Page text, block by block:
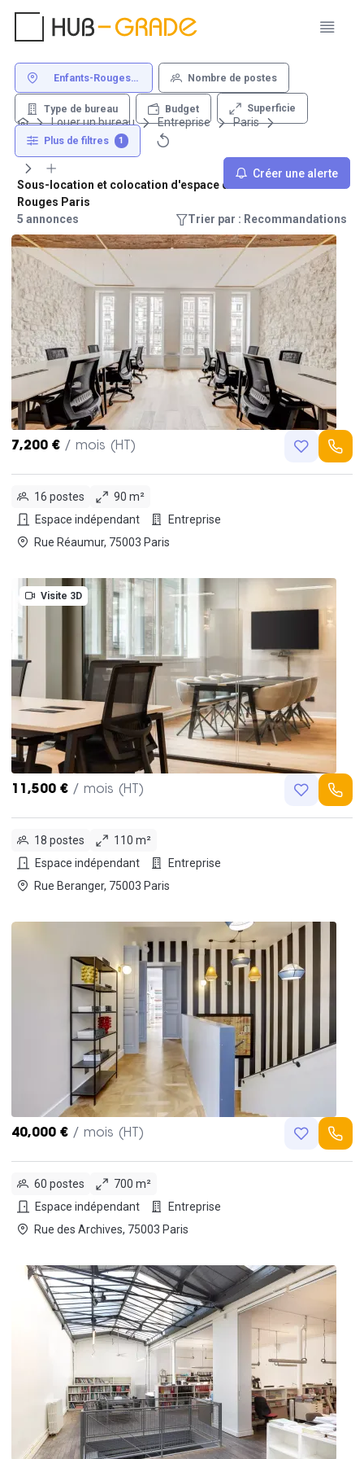
Enfants-Rouges
Nombre de postes
Type de bureau Budget Superficie
Plus de filtres 1
Créer une alerte
Louer un bureau Entreprise
Paris
Enfants-Rouges
Sous-location et colocation d'espace de travail - Enfants-
Rouges Paris
5 annonces
Trier par : Recommandations
7,200 € / mois (HT)
16 postes
90 m²
Espace indépendant
Entreprise
Rue Réaumur, 75003 Paris
Visite 3D
11,500 € / mois (HT)
18 postes
110 m²
Espace indépendant
Entreprise
Rue Beranger, 75003 Paris
40,000 € / mois (HT)
60 postes
700 m²
Espace indépendant
Entreprise
Rue des Archives, 75003 Paris